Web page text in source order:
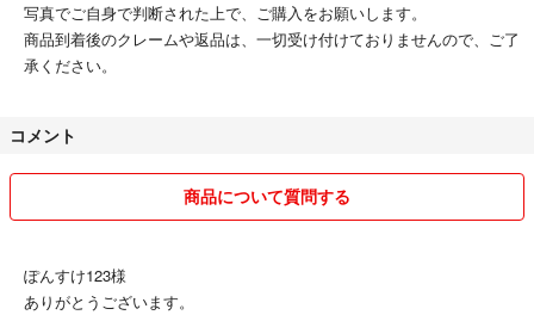
写真でご自身で判断された上で、ご購入をお願いします。
商品到着後のクレームや返品は、一切受け付けておりませんので、ご了
承ください。
コメント
商品について質問する
ぽんすけ123様
ありがとうございます。